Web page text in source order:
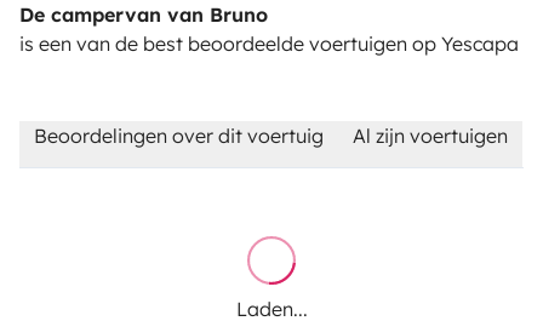
De campervan van Bruno
is een van de best beoordeelde voertuigen op Yescapa
Beoordelingen over dit voertuig Al zijn voertuigen
Laden...